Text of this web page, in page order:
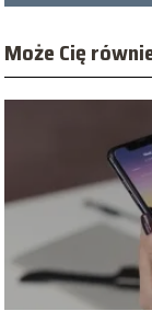
Może Cię